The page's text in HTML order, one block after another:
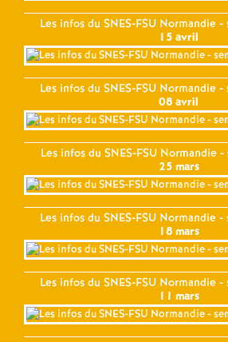
Les infos du SNES-FSU Normandie
15 avril
Les infos du SNES-FSU Normandie
08 avril
Les infos du SNES-FSU Normandie
25 mars
Les infos du SNES-FSU Normandie
18 mars
Les infos du SNES-FSU Normandie
11 mars